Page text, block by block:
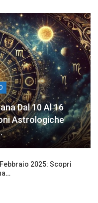
Dal 10 Al 16
Astrologiche
2025: Scopri